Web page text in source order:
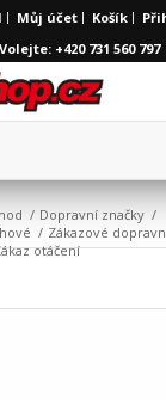
Můj účet Košík
Volejte: +420 731 560 797
/ Dopravní značky /
/ Zákazové
otáčení